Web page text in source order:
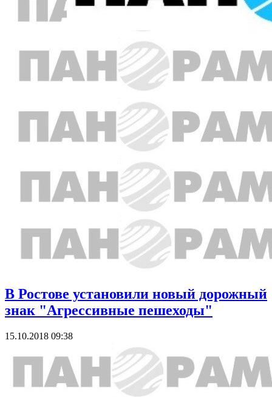
В Ростове установили новый дорожный
знак "Агрессивные пешеходы"
15.10.2018 09:38